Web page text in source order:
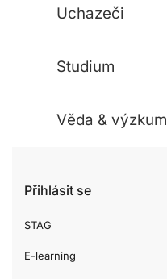
Uchazeči
Studium
Věda & výzkum
Přihlásit se
STAG
E-learning